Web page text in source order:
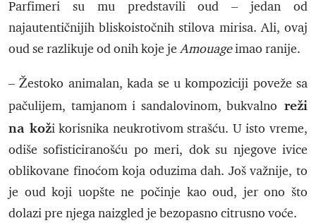
Parfimeri su mu predstavili oud – jedan od
najautentičnijih bliskoistočnih stilova mirisa. Ali, ovaj
oud se razlikuje od onih koje je Amouageimao ranije.
– Žestoko animalan, kada se u kompoziciji poveže sa
pačulijem, tamjanom i sandalovinom, bukvalno reži
na koži korisnika neukrotivom strašću. U isto vreme,
odiše sofisticiranošću po meri, dok su njegove ivice
oblikovane finoćom koja oduzima dah. Još važnije, to
je oud koji uopšte ne počinje kao oud, jer ono što
dolazi pre njega naizgled je bezopasno citrusno voće.